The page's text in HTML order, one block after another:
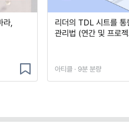
,
리더의 TDL 시트를
관리법 (연간 및 프로
아티클 · 9분 분량